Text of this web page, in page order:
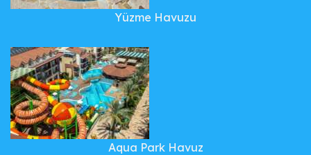
Yüzme Havuzu
Aqua Park Havuz